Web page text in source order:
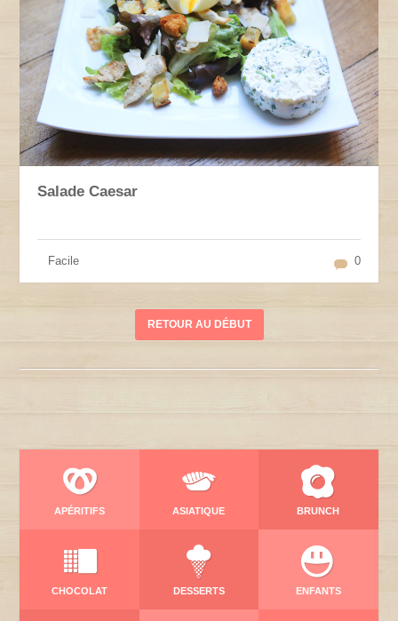
Salade Caesar
Facile 0
RETOUR AU DÉBUT
APÉRITIFS ASIATIQUE BRUNCH
CHOCOLAT DESSERTS ENFANTS